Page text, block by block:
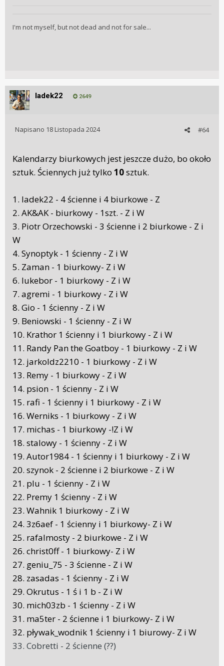
I'm not myself, but not dead and not for sale...
ladek22 2649
#64
Napisano 18 Listopada 2024
Kalendarzy biurkowych jest jeszcze dużo, bo około
sztuk. Ściennych już tylko 10sztuk.
1. ladek22 - 4 ścienne i 4 biurkowe - Z
2. AK&AK - biurkowy - 1szt. - Z i W
3. Piotr Orzechowski - 3 ścienne i 2 biurkowe - Z i
W
4. Synoptyk - 1 ścienny - Z i W
5. Zaman - 1 biurkowy- Z i W
6. lukebor - 1 biurkowy - Z i W
7. agremi - 1 biurkowy - Z i W
8. Gio - 1 ścienny - Z i W
9. Beniowski - 1 ścienny - Z i W
10. Krathor 1 ścienny i 1 biurkowy - Z i W
11. Randy Pan the Goatboy - 1 biurkowy - Z i W
12. jarkoldz2210 - 1 biurkowy - Z i W
13. Remy - 1 biurkowy - Z i W
14. psion - 1 ścienny - Z i W
15. rafi - 1 ścienny i 1 biurkowy - Z i W
16. Werniks - 1 biurkowy - Z i W
17. michas - 1 biurkowy -!Z i W
18. stalowy - 1 ścienny - Z i W
19. Autor1984 - 1 ścienny i 1 biurkowy - Z i W
20. szynok - 2 ścienne i 2 biurkowe - Z i W
21. plu - 1 ścienny - Z i W
22. Premy 1 ścienny - Z i W
23. Wahnik 1 biurkowy - Z i W
24. 3z6aef - 1 ścienny i 1 biurkowy- Z i W
25. rafalmosty - 2 biurkowe - Z i W
26. christ0ff - 1 biurkowy- Z i W
27. geniu_75 - 3 ścienne - Z i W
28. zasadas - 1 ścienny - Z i W
29. Okrutus - 1 ś i 1 b - Z i W
30. mich03zb - 1 ścienny - Z i W
31. ma5ter - 2 ścienne i 1 biurkowy- Z i W
32. pływak_wodnik 1 ścienny i 1 biurowy- Z i W
33. Cobretti - 2 ścienne (??)